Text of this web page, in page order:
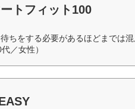
トフィット100
ちをする必要があるほどまでは
／女性）